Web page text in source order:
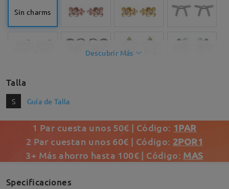
Sin charms
Descubrir Más
Talla
S Guía de Talla
1 Par cuesta unos 50€ | Código: 1PAR
2 Par cuestan unos 60€ | Código: 2POR1
3+ Más ahorro hasta 100€ | Código: MAS
Specificaciones